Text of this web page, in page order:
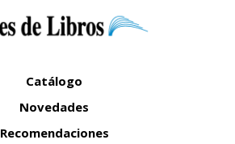
Catálogo
Novedades
Recomendaciones